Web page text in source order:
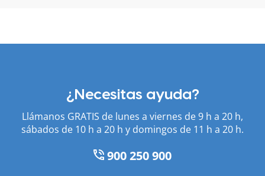
¿Necesitas ayuda?
Llámanos GRATIS de lunes a viernes de 9 h a 20 h,
sábados de 10 h a 20 h y domingos de 11 h a 20 h.
900 250 900